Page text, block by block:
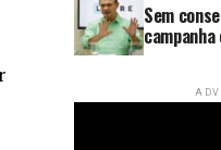
Sem